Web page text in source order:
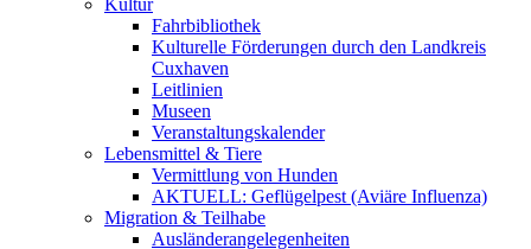
Kultur
Fahrbibliothek
Kulturelle Förderungen durch den Landkreis
Cuxhaven
Leitlinien
Museen
Veranstaltungskalender
Lebensmittel & Tiere
Vermittlung von Hunden
AKTUELL: Geflügelpest (Aviäre Influenza)
Migration & Teilhabe
Ausländerangelegenheiten